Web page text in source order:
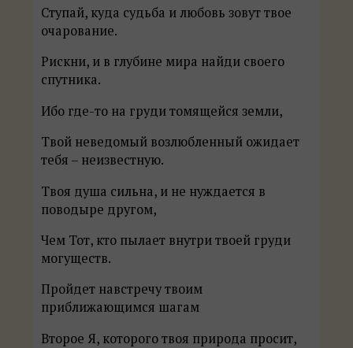
Ступай, куда судьба и любовь зовут твое
очарование.
Рискни, и в глубине мира найди своего
спутника.
Ибо где-то на груди томящейся земли,
Твой неведомый возлюбленный ожидает
тебя – неизвестную.
Твоя душа сильна, и не нуждается в
поводыре другом,
Чем Тот, кто пылает внутри твоей груди
могуществ.
Пройдет навстречу твоим
приближающимся шагам
Второе Я, которого твоя природа просит,